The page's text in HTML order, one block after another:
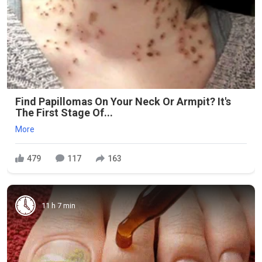
Find Papillomas On Your Neck Or Armpit? It's
The First Stage Of...
More
479 117 163
11 h 7 min